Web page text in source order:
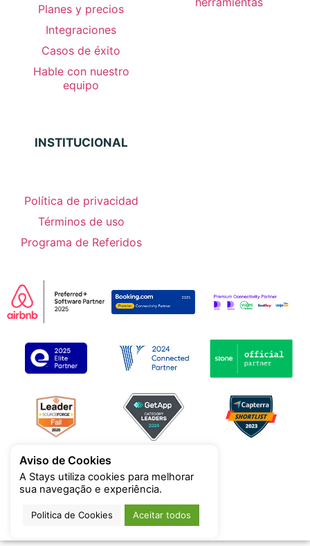
Planes y precios
Integraciones
Casos de éxito
Hable con nuestro
equipo
INSTITUCIONAL
Política de privacidad
Términos de uso
Programa de Referidos
Aviso de Cookies
A Stays utiliza cookies para melhorar
sua navegação e experiência.
Politica de Cookies Aceitar todos